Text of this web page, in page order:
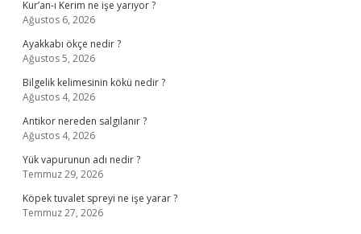
Kur’an-ı Kerim ne işe yarıyor ?
Ağustos 6, 2026
Ayakkabı ökçe nedir ?
Ağustos 5, 2026
Bilgelik kelimesinin kökü nedir ?
Ağustos 4, 2026
Antikor nereden salgılanır ?
Ağustos 4, 2026
Yük vapurunun adı nedir ?
Temmuz 29, 2026
Köpek tuvalet spreyi ne işe yarar ?
Temmuz 27, 2026